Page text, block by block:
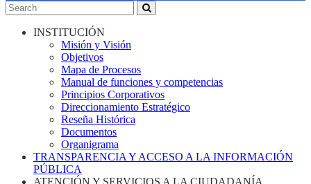
INSTITUCIÓN
Misión y Visión
Objetivos
Mapa de Procesos
Manual de funciones y competencias
Principios Corporativos
Direccionamiento Estratégico
Reseña Histórica
Documentos
Organigrama
TRANSPARENCIA Y ACCESO A LA INFORMACIÓN
PÚBLICA
ATENCIÓN Y SERVICIOS A LA CIUDADANÍA